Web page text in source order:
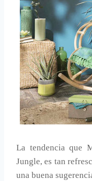
La tendencia que
Jungle, es tan
una buena